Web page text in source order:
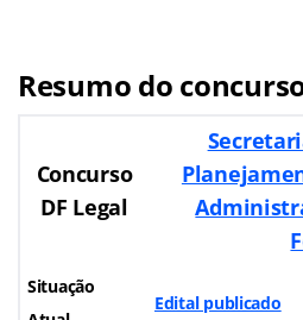
Resumo do
Concurso
DF Legal
Situação
Edital publicado